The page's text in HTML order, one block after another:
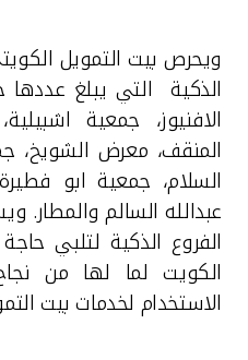
تركيا
مصر
المملكة المتحدة
مملكة البحرين
ويحرص بيت التمويل
الافنيوز، جمعية
المنقف، معرض الشويخ،
السلام، جمعية ابو
عبدالله السالم والمطار.
الفروع الذكية لتلبي
الكويت لما لها من
الاستخدام لخدمات بيت